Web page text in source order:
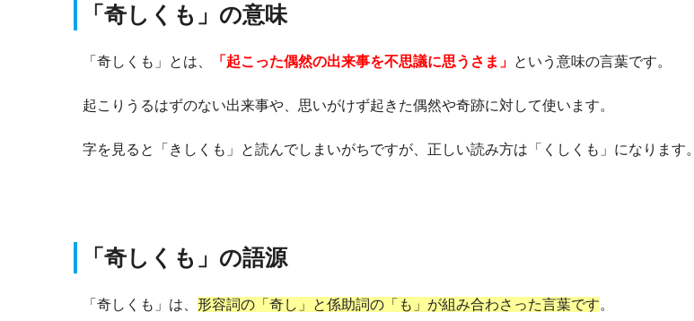
「奇しくも」の意味
「奇しくも」とは、 「起こった偶然の出来事を不思議に思うさま」 という意味の言葉です。
起こりうるはずのない出来事や、思いがけず起きた偶然や奇跡に対して使います。
字を見ると「きしくも」と読んでしまいがちですが、正しい読み方は「くしくも」になります。
「奇しくも」の語源
「奇しくも」は、 形容詞の「奇し」と係助詞の「も」が組み合わさった言葉です。